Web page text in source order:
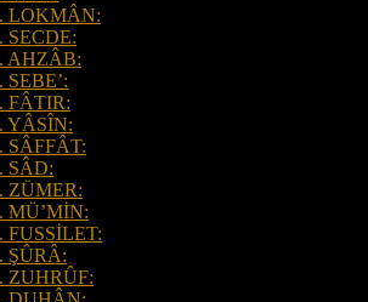
LOKMÂN:
SECDE:
AHZÂB:
SEBE’:
FÂTIR:
YÂSÎN:
SÂFFÂT:
SÂD:
ZÜMER:
MÜ’MİN:
FUSSİLET:
ŞÛRÂ:
ZUHRÛF: